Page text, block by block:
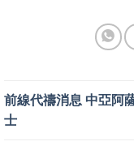
前線代禱消息 中亞阿
士